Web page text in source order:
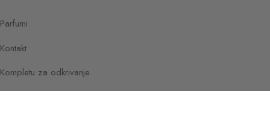
Parfumi
Kontakt
Kompletu za odkrivanje